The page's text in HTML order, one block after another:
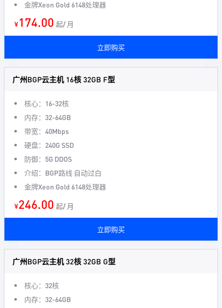
金牌Xeon Gold 6148处理器
¥174.00 起/ 月
立即购买
广州BGP云主机 16核 32GB F型
核心：16-32核
内存：32-64GB
带宽：40Mbps
硬盘：240G SSD
防御：5G DDOS
介绍：BGP路线 自动过白
金牌Xeon Gold 6148处理器
¥246.00 起/ 月
立即购买
广州BGP云主机 32核 32GB G型
核心：32核
内存：32-64GB